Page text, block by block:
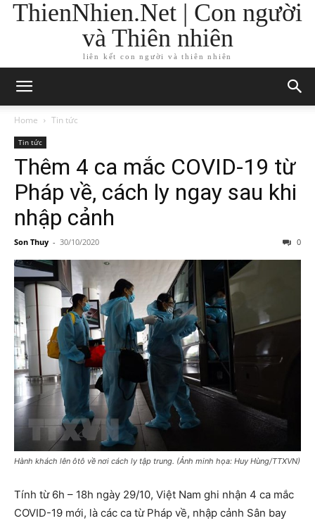
ThienNhien.Net | Con người
và Thiên nhiên
liên kết con người và thiên nhiên
Home Tin tức
Tin tức
Thêm 4 ca mắc COVID-19 từ
Pháp về, cách ly ngay sau khi
nhập cảnh
Son Thuy - 30/10/2020 0
Hành khách lên ôtô về nơi cách ly tập trung. (Ảnh minh họa: Huy Hùng/TTXVN)
Tính từ 6h – 18h ngày 29/10, Việt Nam ghi nhận 4 ca mắc
COVID-19 mới, là các ca từ Pháp về, nhập cảnh Sân bay